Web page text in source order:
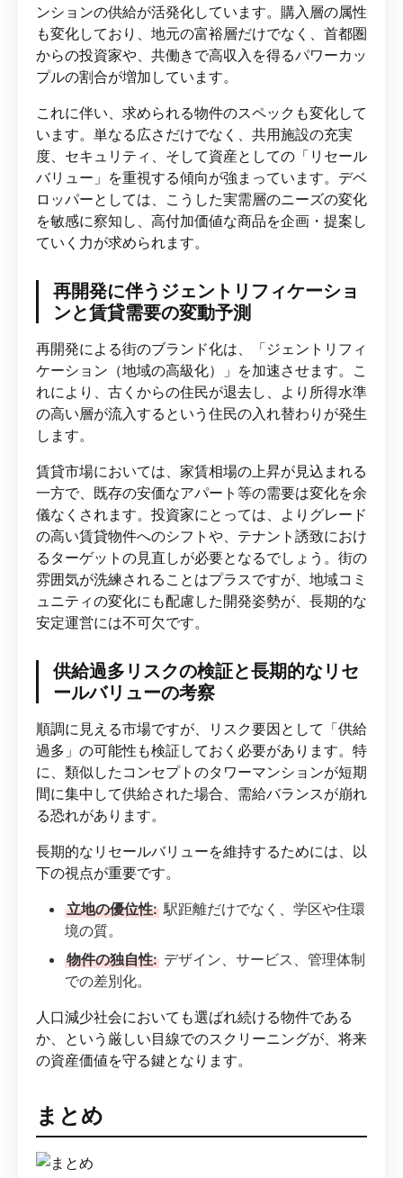
ンションの供給が活発化しています。購入層の属性
も変化しており、地元の富裕層だけでなく、首都圏
からの投資家や、共働きで高収入を得るパワーカッ
プルの割合が増加しています。
これに伴い、求められる物件のスペックも変化して
います。単なる広さだけでなく、共用施設の充実
度、セキュリティ、そして資産としての「リセール
バリュー」を重視する傾向が強まっています。デベ
ロッパーとしては、こうした実需層のニーズの変化
を敏感に察知し、高付加価値な商品を企画・提案し
ていく力が求められます。
再開発に伴うジェントリフィケーショ
ンと賃貸需要の変動予測
再開発による街のブランド化は、「ジェントリフィ
ケーション（地域の高級化）」を加速させます。こ
れにより、古くからの住民が退去し、より所得水準
の高い層が流入するという住民の入れ替わりが発生
します。
賃貸市場においては、家賃相場の上昇が見込まれる
一方で、既存の安価なアパート等の需要は変化を余
儀なくされます。投資家にとっては、よりグレード
の高い賃貸物件へのシフトや、テナント誘致におけ
るターゲットの見直しが必要となるでしょう。街の
雰囲気が洗練されることはプラスですが、地域コミ
ュニティの変化にも配慮した開発姿勢が、長期的な
安定運営には不可欠です。
供給過多リスクの検証と長期的なリセ
ールバリューの考察
順調に見える市場ですが、リスク要因として「供給
過多」の可能性も検証しておく必要があります。特
に、類似したコンセプトのタワーマンションが短期
間に集中して供給された場合、需給バランスが崩れ
る恐れがあります。
長期的なリセールバリューを維持するためには、以
下の視点が重要です。
立地の優位性: 駅距離だけでなく、学区や住環
境の質。
物件の独自性: デザイン、サービス、管理体制
での差別化。
人口減少社会においても選ばれ続ける物件である
か、という厳しい目線でのスクリーニングが、将来
の資産価値を守る鍵となります。
まとめ